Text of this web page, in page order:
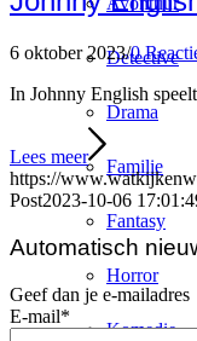
Detective
Drama
Familie
Fantasy
Horror
Komedie
6 oktober 2023/0
In Johnny English
Lees meer
https://
Post2023-10-06
Automatisch
Geef dan je e-mailadres
E-mail*